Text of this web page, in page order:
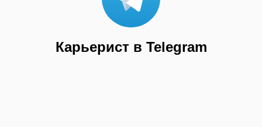
Карьерист в Telegram